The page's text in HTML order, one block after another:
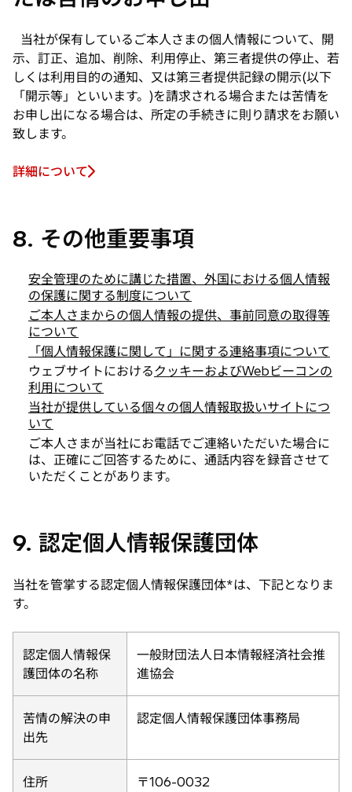
当社が保有しているご本人さまの個人情報について、開
示、訂正、追加、削除、利用停止、第三者提供の停止、若
しくは利用目的の通知、又は第三者提供記録の開示(以下
「開示等」といいます。)を請求される場合または苦情を
お申し出になる場合は、所定の手続きに則り請求をお願い
致します。
詳細について
8. その他重要事項
安全管理のために講じた措置、外国における個人情報
の保護に関する制度について
ご本人さまからの個人情報の提供、事前同意の取得等
について
「個人情報保護に関して」に関する連絡事項について
ウェブサイトにおけるクッキーおよびWebビーコンの
利用について
当社が提供している個々の個人情報取扱いサイトにつ
いて
ご本人さまが当社にお電話でご連絡いただいた場合に
は、正確にご回答するために、通話内容を録音させて
いただくことがあります。
9. 認定個人情報保護団体
当社を管掌する認定個人情報保護団体*は、下記となりま
す。
認定個人情報保
護団体の名称
一般財団法人日本情報経済社会推
進協会
苦情の解決の申
出先
認定個人情報保護団体事務局
住所
〒106-0032